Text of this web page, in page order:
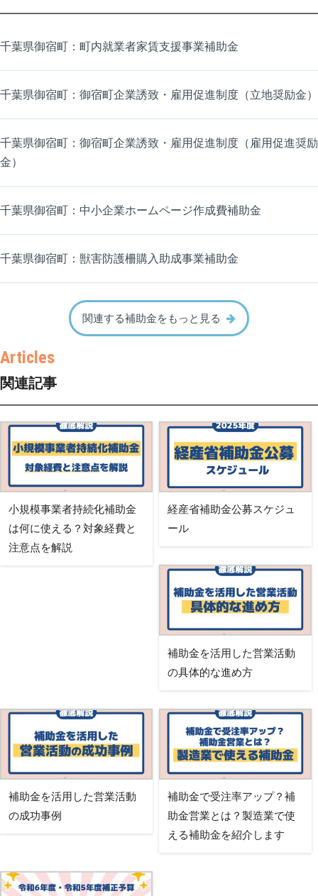
千葉県御宿町：町内就業者家賃支援事業補助金
千葉県御宿町：御宿町企業誘致・雇用促進制度（立地奨励金）
千葉県御宿町：御宿町企業誘致・雇用促進制度（雇用促進奨励
金）
千葉県御宿町：中小企業ホームページ作成費補助金
千葉県御宿町：獣害防護柵購入助成事業補助金
関連する補助金をもっと見る
関連記事
小規模事業者持続化補助金
は何に使える？対象経費と
注意点を解説
経産省補助金公募スケジュ
ール
補助金を活用した営業活動
の具体的な進め方
補助金を活用した営業活動
の成功事例
補助金で受注率アップ？補
助金営業とは？製造業で使
える補助金を紹介します